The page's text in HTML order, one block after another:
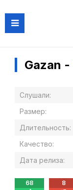
Gazan -
Слушали:
Размер:
Длительность:
Качество:
Дата релиза:
68 8